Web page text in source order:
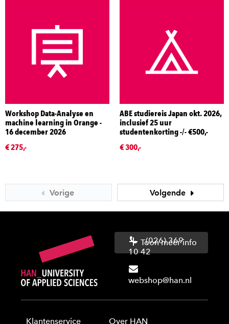
Workshop Data-Analyse en
machine learning in Orange -
16 december 2026
€ 275,-
ABE studiereis Japan okt. 2026,
inclusief 25 uur
studentenkorting -/- €500,-
€ 300,-
Vorige Volgende
(026) 369
10 42
webshop@han.nl
Toon meer info
Klantenservice Over HAN